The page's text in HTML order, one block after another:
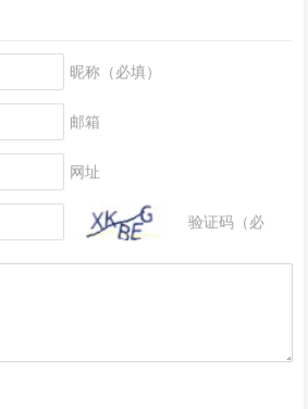
昵称（必填）
邮箱
网址
验证码（必